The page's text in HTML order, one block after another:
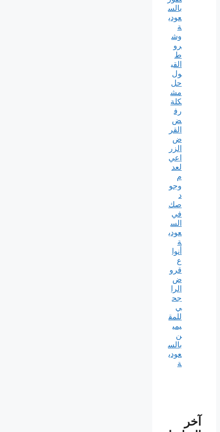
بالس
عودي
ة
وش
رو
ط
القب
ول
حل
مش
كلة
رف
ض
القر
ض
الزر
اعي
لعد
م
وجو
د
صك
في
الس
عودي
ة
أنوا
ع
قرو
ض
الرا
جح
ي
للمق
يمي
ن
بالس
عودي
ة
آخر